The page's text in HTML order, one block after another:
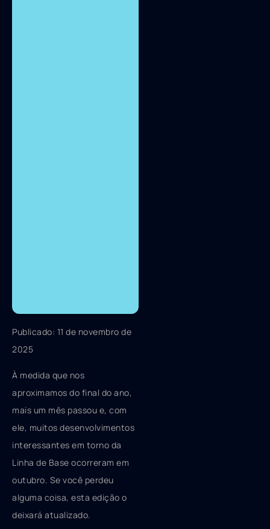
Publicado: 11 de novembro de
2025
À medida que nos
aproximamos do final do ano,
mais um mês passou e, com
ele, muitos desenvolvimentos
interessantes em torno da
Linha de Base ocorreram em
outubro. Se você perdeu
alguma coisa, esta edição o
deixará atualizado.